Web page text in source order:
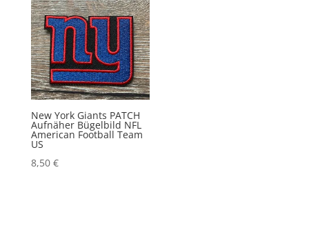
New York Giants PATCH
Aufnäher Bügelbild NFL
American Football Team
US
8,50 €